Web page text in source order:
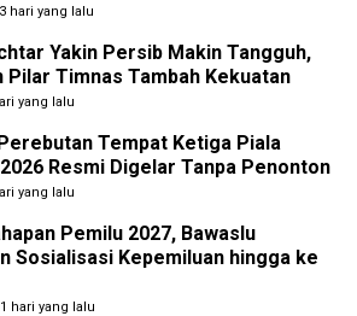
hari yang lalu
Yakin Persib Makin Tangguh,
Pilar Timnas Tambah Kekuatan
yang lalu
Tempat Ketiga Piala
Resmi Digelar Tanpa Penonton
yang lalu
Pemilu 2027, Bawaslu
Sosialisasi Kepemiluan hingga ke
hari yang lalu